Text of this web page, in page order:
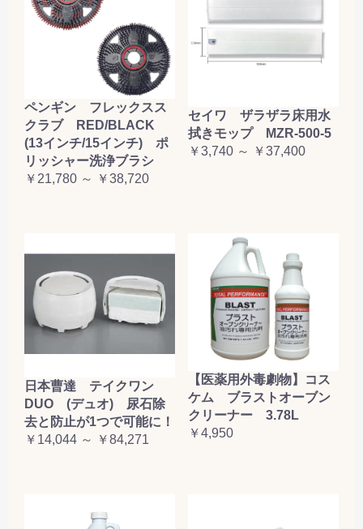
ペンギン フレックスス
クラブ RED/BLACK
(13インチ/15インチ) ポ
リッシャー洗浄ブラシ
￥21,780 ～ ￥38,720
セイワ ザラザラ床用水
拭きモップ MZR-500-5
￥3,740 ～ ￥37,400
日本曹達 テイクワン
DUO (デュオ) 尿石除
去と防止が1つで可能に！
￥14,044 ～ ￥84,271
【医薬用外毒劇物】コス
ケム ブラストオーブン
クリーナー 3.78L
￥4,950